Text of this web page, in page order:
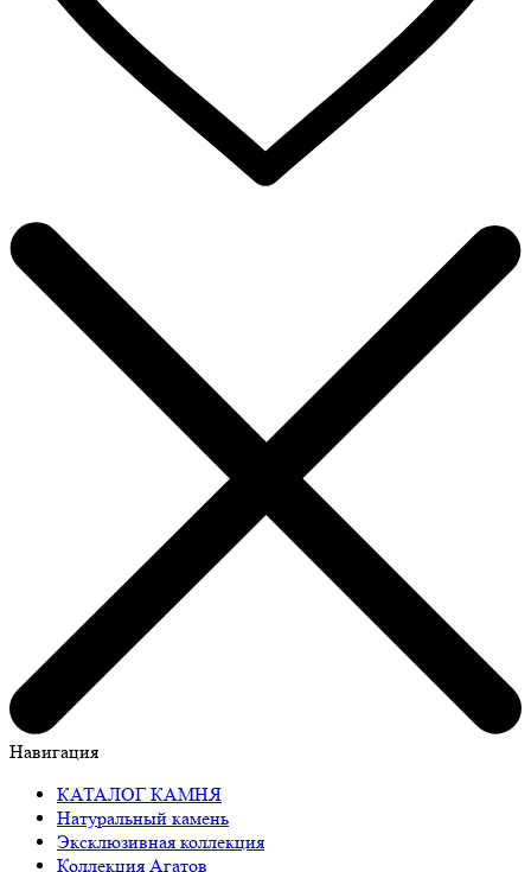
Навигация
КАТАЛОГ КАМНЯ
Натуральный камень
Эксклюзивная коллекция
Коллекция Агатов